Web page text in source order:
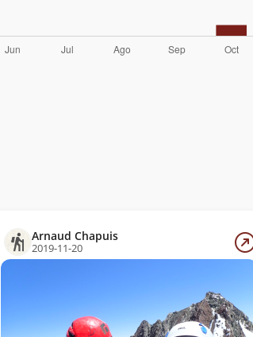
Arnaud Chapuis
2019-11-20